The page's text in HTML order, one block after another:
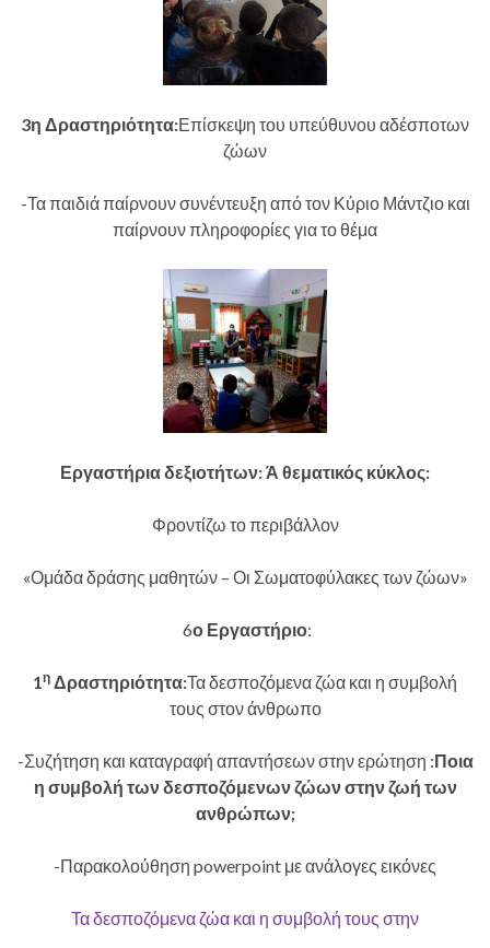
3η Δραστηριότητα:Επίσκεψη του υπεύθυνου αδέσποτων
ζώων
-Τα παιδιά παίρνουν συνέντευξη από τον Κύριο Μάντζιο και
παίρνουν πληροφορίες για το θέμα
Εργαστήρια δεξιοτήτων: Ά θεματικός κύκλος:
Φροντίζω το περιβάλλον
«Ομάδα δράσης μαθητών – Οι Σωματοφύλακες των ζώων»
6ο Εργαστήριο:
1η Δραστηριότητα:Τα δεσποζόμενα ζώα και η συμβολή
τους στον άνθρωπο
-Συζήτηση και καταγραφή απαντήσεων στην ερώτηση :Ποια
η συμβολή των δεσποζόμενων ζώων στην ζωή των
ανθρώπων;
-Παρακολούθηση powerpoint με ανάλογες εικόνες
Τα δεσποζόμενα ζώα και η συμβολή τους στην